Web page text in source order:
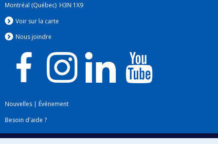
Montréal (Québec) H3N 1X9
Voir sur la carte
Nous joindre
Nouvelles | Événement
Besoin d'aide ?
Plan du site|Accessibilité